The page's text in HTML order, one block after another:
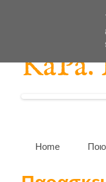
Home